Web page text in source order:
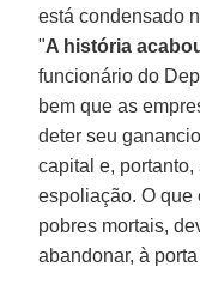
está condensado
"A história
funcionário do
bem que as
deter seu
capital e,
espoliação. O que
pobres mortais,
abandonar, à